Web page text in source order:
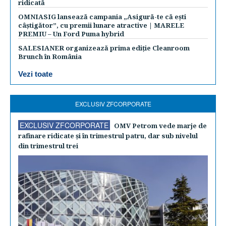
ridicată
OMNIASIG lansează campania „Asigură-te că ești
câștigător”, cu premii lunare atractive | MARELE
PREMIU – Un Ford Puma hybrid
SALESIANER organizează prima ediție Cleanroom
Brunch în România
Vezi toate
EXCLUSIV ZFCORPORATE
EXCLUSIV ZFCORPORATE
OMV Petrom vede marje de
rafinare ridicate şi în trimestrul patru, dar sub nivelul
din trimestrul trei